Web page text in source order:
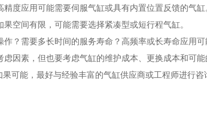
度应用可能需要伺服气缸或具有内置位置反馈的气缸
空间有限，可能需要选择紧凑型或短行程气缸。
？需要多长时间的服务寿命？高频率或长寿命应用可
因素，但也要考虑气缸的维护成本、更换成本和可能
可能，最好与经验丰富的气缸供应商或工程师进行咨